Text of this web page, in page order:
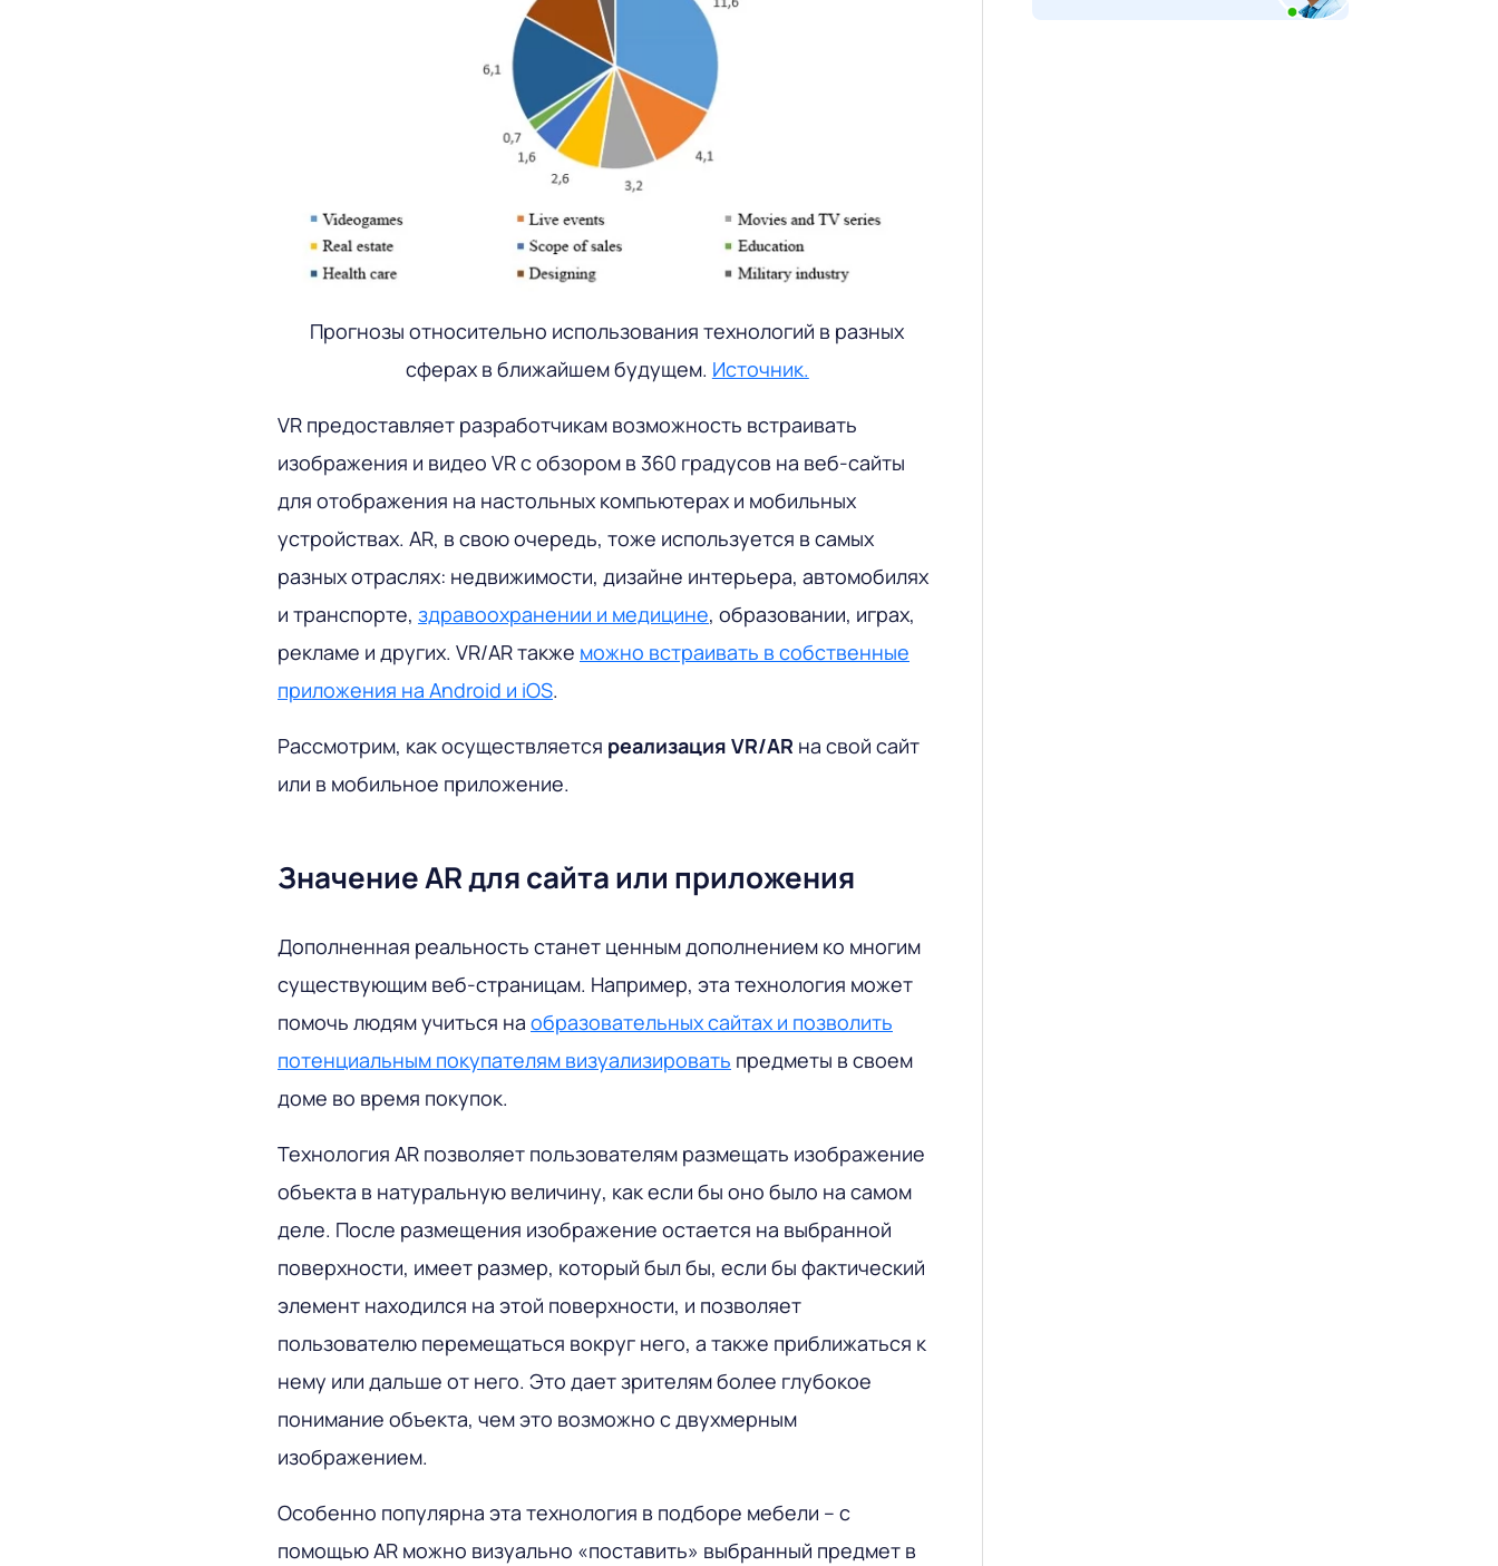
Прогнозы относительно использования технологий в разных
сферах в ближайшем будущем. Источник.
VR предоставляет разработчикам возможность встраивать
изображения и видео VR с обзором в 360 градусов на веб-сайты
для отображения на настольных компьютерах и мобильных
устройствах. AR, в свою очередь, тоже используется в самых
разных отраслях: недвижимости, дизайне интерьера, автомобилях
и транспорте, здравоохранении и медицине, образовании, играх,
рекламе и других. VR/AR также можно встраивать в собственные
приложения на Android и iOS.
Рассмотрим, как осуществляется реализация VR/AR на свой сайт
или в мобильное приложение.
Значение AR для сайта или приложения
Дополненная реальность станет ценным дополнением ко многим
существующим веб-страницам. Например, эта технология может
помочь людям учиться на образовательных сайтах и ​​позволить
потенциальным покупателям визуализировать предметы в своем
доме во время покупок.
Технология AR позволяет пользователям размещать изображение
объекта в натуральную величину, как если бы оно было на самом
деле. После размещения изображение остается на выбранной
поверхности, имеет размер, который был бы, если бы фактический
элемент находился на этой поверхности, и позволяет
пользователю перемещаться вокруг него, а также приближаться к
нему или дальше от него. Это дает зрителям более глубокое
понимание объекта, чем это возможно с двухмерным
изображением.
Особенно популярна эта технология в подборе мебели – с
помощью AR можно визуально «поставить» выбранный предмет в